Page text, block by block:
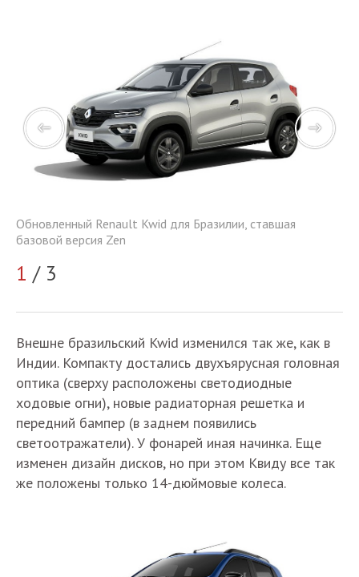
Обновленный Renault Kwid для Бразилии, ставшая
базовой версия Zen
1 / 3
Внешне бразильский Kwid изменился так же, как в
Индии. Компакту достались двухъярусная головная
оптика (сверху расположены светодиодные
ходовые огни), новые радиаторная решетка и
передний бампер (в заднем появились
светоотражатели). У фонарей иная начинка. Еще
изменен дизайн дисков, но при этом Квиду все так
же положены только 14-дюймовые колеса.